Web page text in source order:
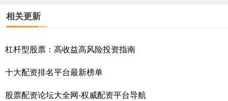
相关更新
杠杆型股票：高收益高风险投资指南
十大配资排名平台最新榜单
股票配资论坛大全网-权威配资平台导航